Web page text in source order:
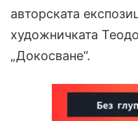
авторската
художничката
„Докосване“.